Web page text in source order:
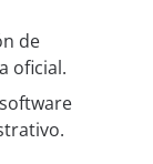
de
oficial.